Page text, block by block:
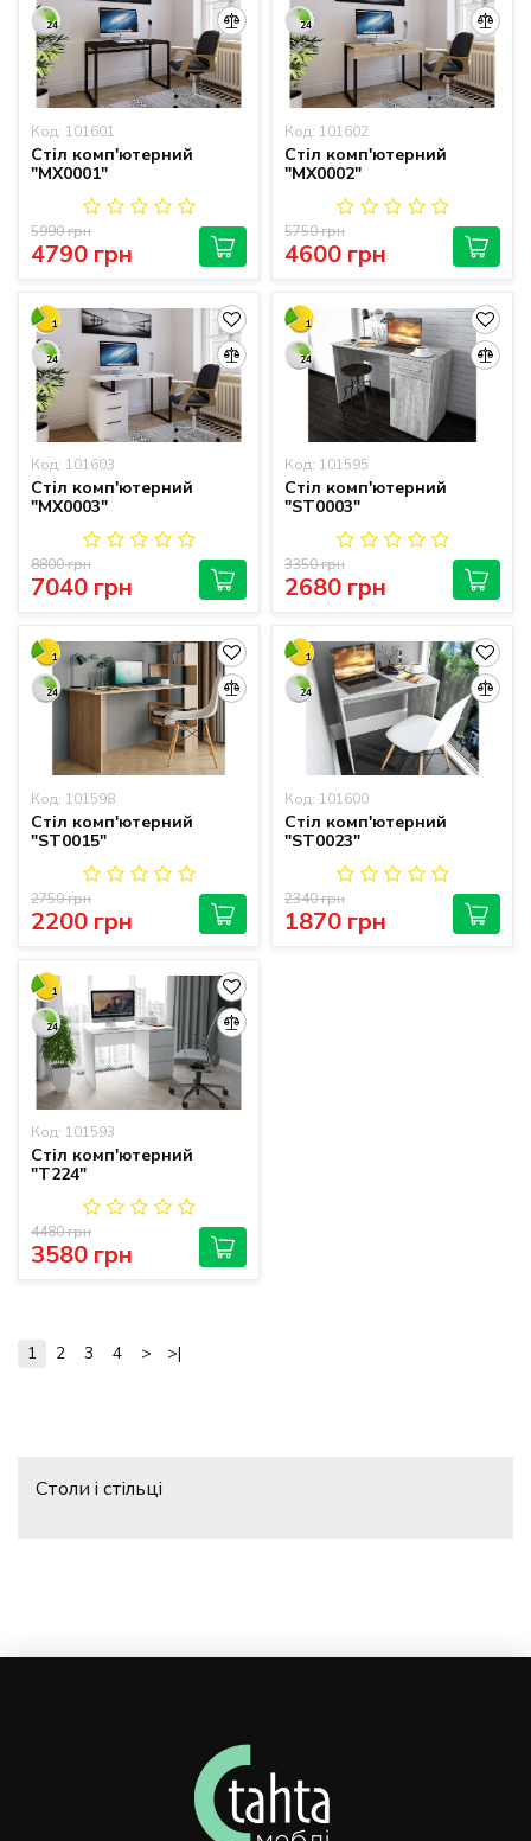
24
Код: 101601
Стіл комп'ютерний
"MX0001"
4790 грн
5990 грн
24
Код: 101602
Стіл комп'ютерний
"MX0002"
4600 грн
5750 грн
1
24
Код: 101603
Стіл комп'ютерний
"MX0003"
7040 грн
8800 грн
1
24
Код: 101595
Стіл комп'ютерний
"ST0003"
2680 грн
3350 грн
1
24
Код: 101598
Стіл комп'ютерний
"ST0015"
2200 грн
2750 грн
1
24
Код: 101600
Стіл комп'ютерний
"ST0023"
1870 грн
2340 грн
1
24
Код: 101593
Стіл комп'ютерний
"T224"
3580 грн
4480 грн
1 2 3 4 > >|
Столи і стільці